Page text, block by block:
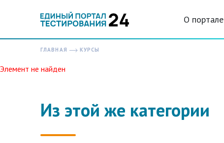
О портале
ГЛАВНАЯ КУРСЫ
Элемент не найден
Из этой же категории